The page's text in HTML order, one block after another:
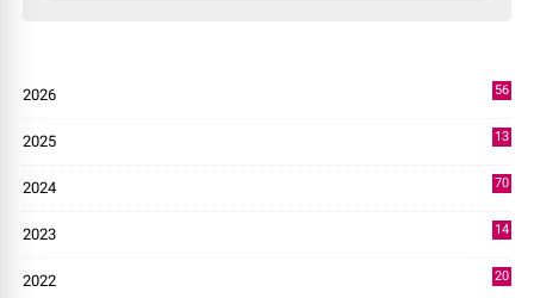
2026
56
2025
13
2024
70
2023
14
2022
20